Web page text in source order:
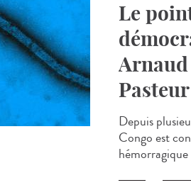
Le
Pasteur
Depuis
Congo est
hémorragique